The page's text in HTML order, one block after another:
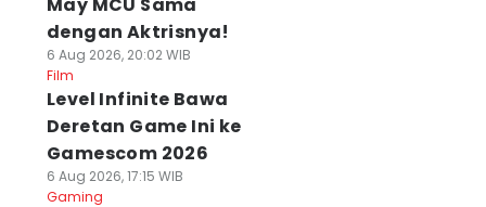
dengan Aktrisnya!
6 Aug 2026, 20:02 WIB
Film
Level Infinite Bawa
Deretan Game Ini ke
Gamescom 2026
6 Aug 2026, 17:15 WIB
Gaming